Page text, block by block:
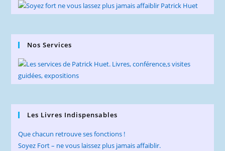
Nos Services
Les Livres Indispensables
Que chacun retrouve ses fonctions !
Soyez Fort – ne vous laissez plus jamais affaiblir.